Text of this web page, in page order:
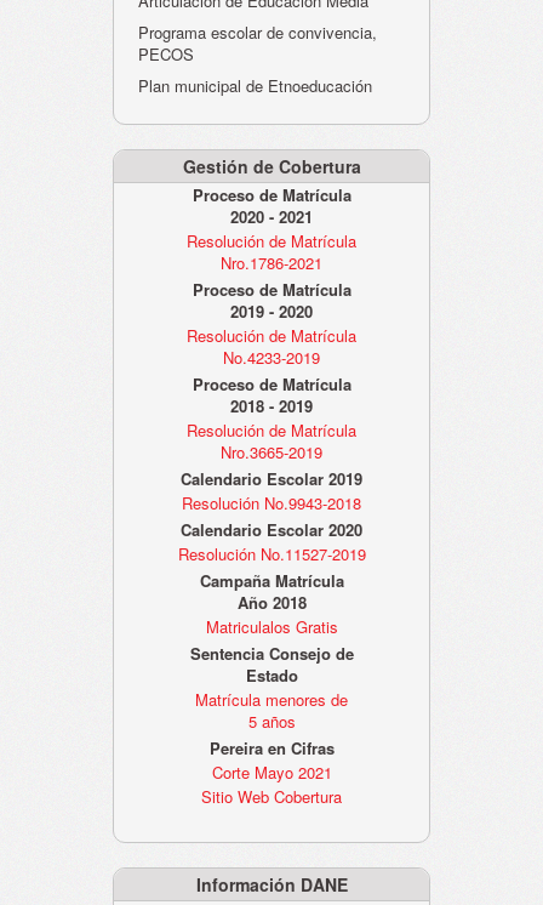
Programa escolar de convivencia,
PECOS
Plan municipal de Etnoeducación
Gestión de Cobertura
Proceso de Matrícula
2020 - 2021
Resolución de Matrícula
Nro.1786-2021
Proceso de Matrícula
2019 - 2020
Resolución de Matrícula
No.4233-2019
Proceso de Matrícula
2018 - 2019
Resolución de Matrícula
Nro.3665-2019
Calendario Escolar 2019
Resolución No.9943-2018
Calendario Escolar 2020
Resolución No.11527-2019
Campaña Matrícula
Año 2018
Matriculalos Gratis
Sentencia Consejo de
Estado
Matrícula menores de
5 años
Pereira en Cifras
Corte Mayo 2021
Sitio Web Cobertura
Información DANE